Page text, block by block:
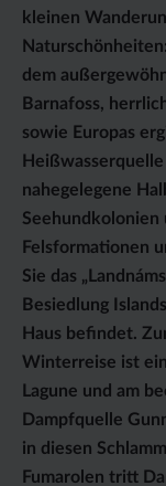
kleinen
dem
Barnafoss,
sowie Europas
nahegelegene
Seehundkolonien
Felsformationen
Sie das
Besiedlung
Haus befindet.
Winterreise ist
Lagune und am
Dampfquelle
in diesen
Fumarolen tritt